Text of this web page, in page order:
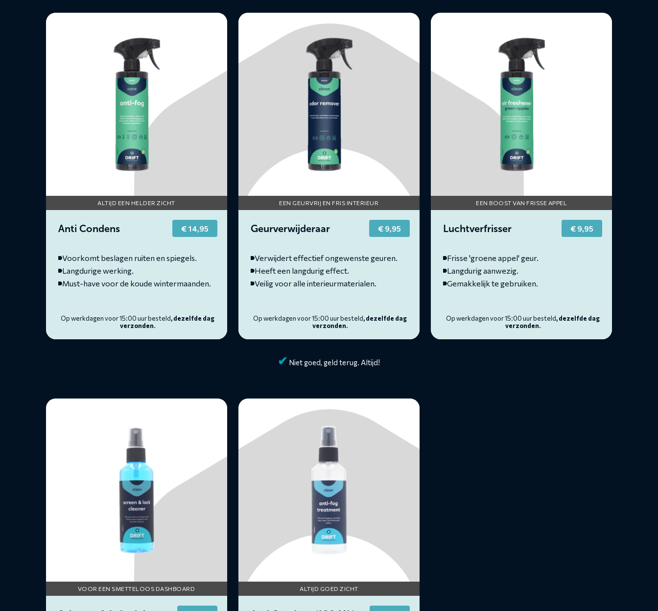
Lees
ALTIJD EEN HELDER ZICHT
Anti Condens €14,95
Voorkomt beslagen ruiten en spiegels.
Langdurige werking.
Must-have voor de koude wintermaanden.
Op werkdagen voor 15:00 uur besteld, dezelfde dag
verzonden.
Lees
Geurverwijderaar
EEN GEURVRIJ EN FRIS INTERIEUR
Geurverwijderaar €9,95
Verwijdert effectief ongewenste geuren.
Heeft een langdurig effect.
Veilig voor alle interieurmaterialen.
Op werkdagen voor 15:00 uur besteld, dezelfde dag
verzonden.
Lees
EEN BOOST VAN FRISSE APPEL
Luchtverfrisser € 9,95
Frisse 'groene appel' geur.
Langdurig aanwezig.
Gemakkelijk te gebruiken.
Op werkdagen voor 15:00 uur besteld, dezelfde dag
verzonden.
✔ Niet goed, geld terug. Altijd!
Lees
VOOR EEN SMETTELOOS DASHBOARD
Lees
Anti
ALTIJD GOED ZICHT